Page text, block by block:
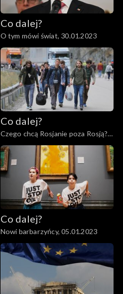
Co dalej?
O tym mówi świat, 30.01.2023
Co dalej?
Czego chcą Rosjanie poza Rosją?,
17.01.2023
Co dalej?
Nowi barbarzyńcy, 05.01.2023